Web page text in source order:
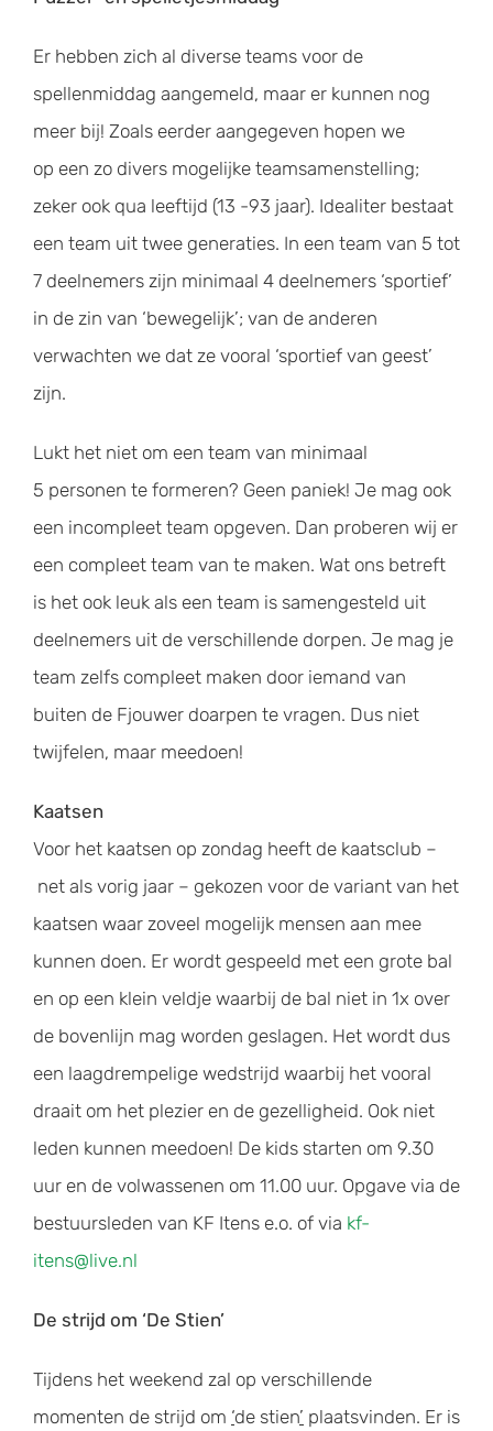
Er hebben zich al diverse teams voor de
spellenmiddag aangemeld, maar er kunnen nog
meer bij! Zoals eerder aangegeven hopen we
op een zo divers mogelijke teamsamenstelling;
zeker ook qua leeftijd (13 -93 jaar). Idealiter bestaat
een team uit twee generaties. In een team van 5 tot
7 deelnemers zijn minimaal 4 deelnemers ‘sportief’
in de zin van ‘bewegelijk’; van de anderen
verwachten we dat ze vooral ‘sportief van geest’
zijn.
Lukt het niet om een team van minimaal
5 personen te formeren? Geen paniek! Je mag ook
een incompleet team opgeven. Dan proberen wij er
een compleet team van te maken. Wat ons betreft
is het ook leuk als een team is samengesteld uit
deelnemers uit de verschillende dorpen. Je mag je
team zelfs compleet maken door iemand van
buiten de Fjouwer doarpen te vragen. Dus niet
twijfelen, maar meedoen!
Kaatsen
Voor het kaatsen op zondag heeft de kaatsclub –
net als vorig jaar – gekozen voor de variant van het
kaatsen waar zoveel mogelijk mensen aan mee
kunnen doen. Er wordt gespeeld met een grote bal
en op een klein veldje waarbij de bal niet in 1x over
de bovenlijn mag worden geslagen. Het wordt dus
een laagdrempelige wedstrijd waarbij het vooral
draait om het plezier en de gezelligheid. Ook niet
leden kunnen meedoen! De kids starten om 9.30
uur en de volwassenen om 11.00 uur. Opgave via de
bestuursleden van KF Itens e.o. of via kf-
itens@live.nl
De strijd om ‘De Stien’
Tijdens het weekend zal op verschillende
momenten de strijd om ‘de stien’ plaatsvinden. Er is